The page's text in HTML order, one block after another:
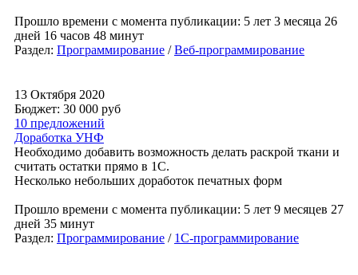
Прошло времени с момента публикации: 5 лет 3 месяца 26
дней 16 часов 48 минут
Раздел: Программирование /Веб-программирование
13 Октября 2020
Бюджет: 30 000 руб
10 предложений
Доработка УНФ
Необходимо добавить возможность делать раскрой ткани и
считать остатки прямо в 1С.
Несколько небольших доработок печатных форм
Прошло времени с момента публикации: 5 лет 9 месяцев 27
дней 35 минут
Раздел: Программирование / 1С-программирование